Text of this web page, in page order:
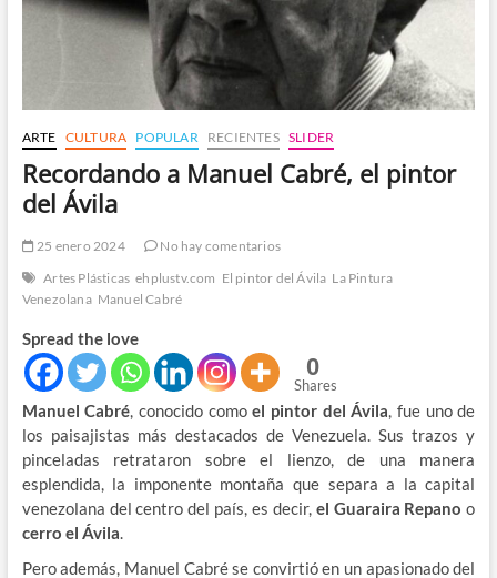
ARTE CULTURA POPULAR RECIENTES SLIDER
Recordando a Manuel Cabré, el pintor
del Ávila
25 enero 2024
No hay comentarios
Artes Plásticas ehplustv.com El pintor del Ávila La Pintura
Venezolana Manuel Cabré
Spread the love
0
Shares
Manuel Cabré, conocido comoel pintor del Ávila, fue uno de
los paisajistas más destacados de Venezuela. Sus trazos y
pinceladas retrataron sobre el lienzo, de una manera
esplendida, la imponente montaña que separa a la capital
venezolana del centro del país, es decir, el Guaraira Repano o
cerro el Ávila.
Pero además, Manuel Cabré se convirtió en un apasionado del